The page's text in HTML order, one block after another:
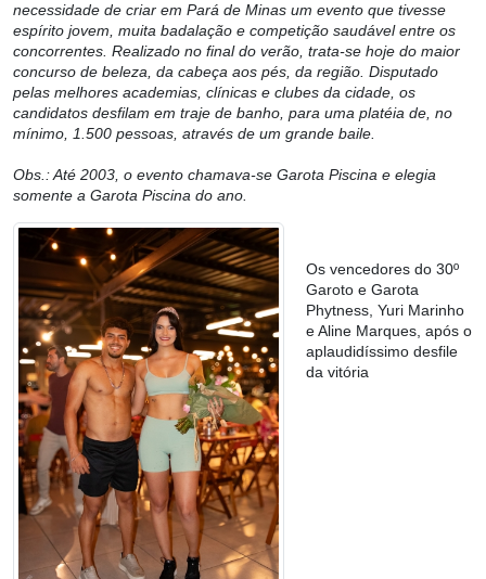
necessidade de criar em Pará de Minas um evento que tivesse
espírito jovem, muita badalação e competição saudável entre os
concorrentes. Realizado no final do verão, trata-se hoje do maior
concurso de beleza, da cabeça aos pés, da região. Disputado
pelas melhores academias, clínicas e clubes da cidade, os
candidatos desfilam em traje de banho, para uma platéia de, no
mínimo, 1.500 pessoas, através de um grande baile.
Obs.: Até 2003, o evento chamava-se Garota Piscina e elegia
somente a Garota Piscina do ano.
Os vencedores do 30º
Garoto e Garota
Phytness, Yuri Marinho
e Aline Marques, após o
aplaudidíssimo desfile
da vitória